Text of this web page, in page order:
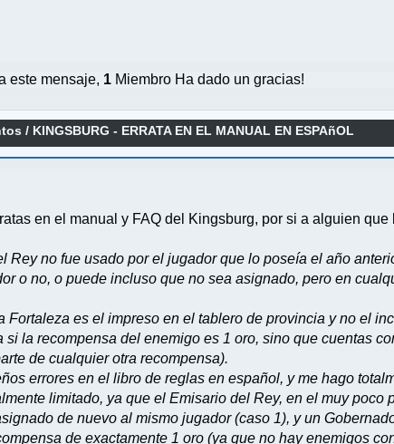
este mensaje, 1 Miembro Ha dado un gracias!
/ KINGSBURG - ERRATA EN EL MANUAL EN ESPAñOL
en el manual y FAQ del Kingsburg, por si a alguien
Rey no fue usado por el jugador que lo poseía el año
o no, o puede incluso que no sea asignado, pero en
Fortaleza es el impreso en el tablero de provincia y no el
si la recompensa del enemigo es 1 oro, sino que cuentas
de cualquier otra recompensa).
errores en el libro de reglas en español, y me hago
limitado, ya que el Emisario del Rey, en el muy
de nuevo al mismo jugador (caso 1), y un
de exactamente 1 oro (ya que no hay enemigos